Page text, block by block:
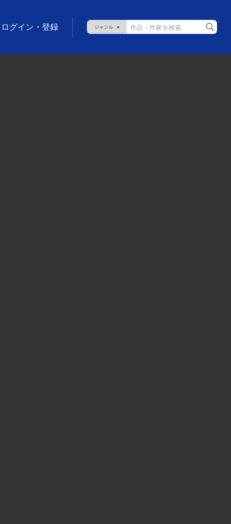
ログイン・登録